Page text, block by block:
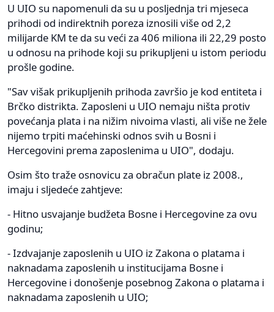
U UIO su napomenuli da su u posljednja tri mjeseca
prihodi od indirektnih poreza iznosili više od 2,2
milijarde KM te da su veći za 406 miliona ili 22,29 posto
u odnosu na prihode koji su prikupljeni u istom periodu
prošle godine.
"Sav višak prikupljenih prihoda završio je kod entiteta i
Brčko distrikta. Zaposleni u UIO nemaju ništa protiv
povećanja plata i na nižim nivoima vlasti, ali više ne žele
nijemo trpiti maćehinski odnos svih u Bosni i
Hercegovini prema zaposlenima u UIO", dodaju.
Osim što traže osnovicu za obračun plate iz 2008.,
imaju i sljedeće zahtjeve:
- Hitno usvajanje budžeta Bosne i Hercegovine za ovu
godinu;
- Izdvajanje zaposlenih u UIO iz Zakona o platama i
naknadama zaposlenih u institucijama Bosne i
Hercegovine i donošenje posebnog Zakona o platama i
naknadama zaposlenih u UIO;